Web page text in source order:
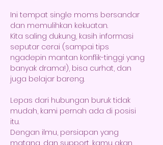
Ini tempat single moms bersandar
dan memulihkan kekuatan.
Kita saling dukung, kasih informasi
seputar cerai (sampai tips
ngadepin mantan konflik-tinggi yang
banyak drama!), bisa curhat, dan
juga belajar bareng.
Lepas dari hubungan buruk tidak
mudah, kami pernah ada di posisi
itu.
Dengan ilmu, persiapan yang
matang, dan support, kamu akan